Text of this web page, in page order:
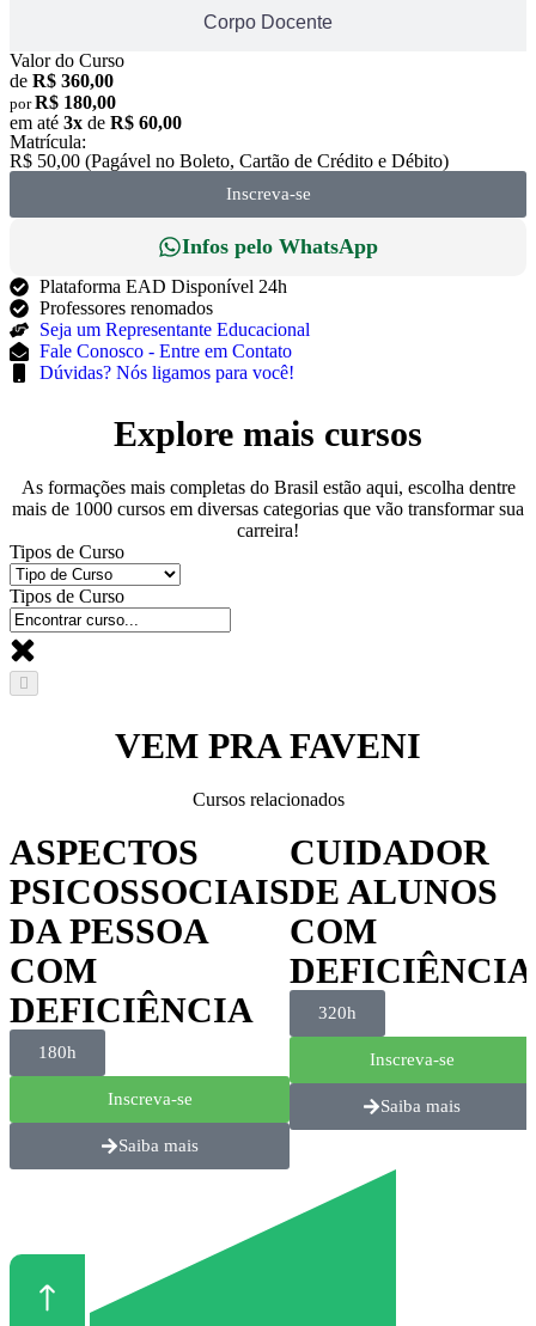
Corpo Docente
Valor do Curso
de R$ 360,00
porR$ 180,00
em até 3x de R$ 60,00
Matrícula:
R$ 50,00 (Pagável no Boleto, Cartão de Crédito e Débito)
Inscreva-se
Infos pelo WhatsApp
Plataforma EAD Disponível 24h
Professores renomados
Seja um Representante Educacional
Fale Conosco - Entre em Contato
Dúvidas? Nós ligamos para você!
Explore mais cursos
As formações mais completas do Brasil estão aqui, escolha dentre
mais de 1000 cursos em diversas categorias que vão transformar sua
carreira!
Tipos de Curso
Tipos de Curso
VEM PRA FAVENI
Cursos relacionados
ASPECTOS
PSICOSSOCIAIS
DA PESSOA
COM
DEFICIÊNCIA
180h
Inscreva-se
Saiba mais
CUIDADOR
DE ALUNOS
COM
DEFICIÊNCIA
320h
Inscreva-se
Saiba mais